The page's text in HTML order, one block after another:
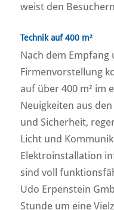
weist den
Technik auf 400 m²
Nach dem Empfang
Firmenvorstellung
auf über 400 m² im
Neuigkeiten aus
und Sicherheit,
Licht und
Elektroinstallation
sind voll
Udo Erpenstein
Stunde um eine